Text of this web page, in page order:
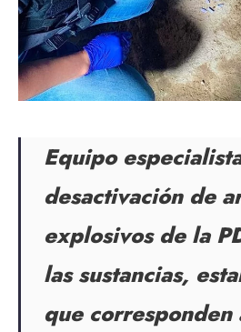
Equipo
desactivación de
explosivos de la
las sustancias,
que corresponden